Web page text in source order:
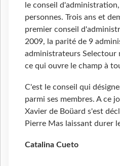
le conseil
personnes. Trois ans et
premier conseil
2009, la parité de 9
administrateurs Selectour
ce qui ouvre le champ à
C'est le conseil qui
parmi ses membres. A ce
Xavier de Boüard s'est
Pierre Mas laissant durer
Catalina Cueto